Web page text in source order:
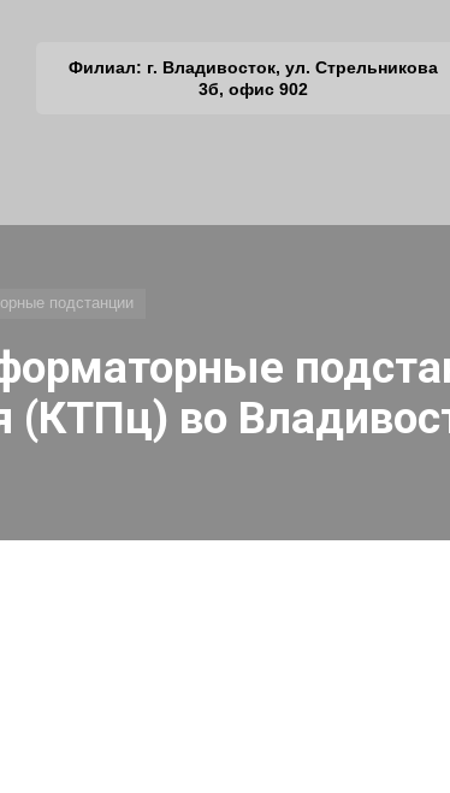
Филиал: г. Владивосток, ул. Стрельникова
3б, офис 902
подстанции
(КТПц) во